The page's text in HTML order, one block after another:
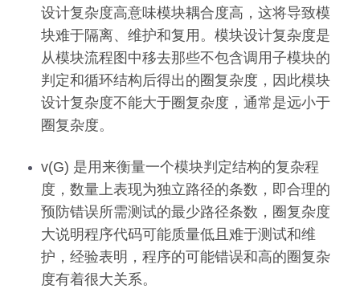
设计复杂度高意味模块耦合度高，这将导致模
块难于隔离、维护和复用。模块设计复杂度是
从模块流程图中移去那些不包含调用子模块的
判定和循环结构后得出的圈复杂度，因此模块
设计复杂度不能大于圈复杂度，通常是远小于
圈复杂度。
v(G) 是用来衡量一个模块判定结构的复杂程
度，数量上表现为独立路径的条数，即合理的
预防错误所需测试的最少路径条数，圈复杂度
大说明程序代码可能质量低且难于测试和维
护，经验表明，程序的可能错误和高的圈复杂
度有着很大关系。